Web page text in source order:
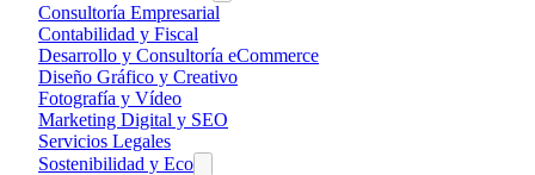
Consultoría Empresarial
Contabilidad y Fiscal
Desarrollo y Consultoría eCommerce
Diseño Gráfico y Creativo
Fotografía y Vídeo
Marketing Digital y SEO
Servicios Legales
Sostenibilidad y Eco